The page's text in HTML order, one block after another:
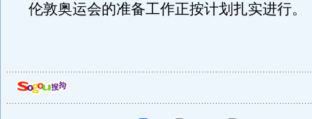
伦敦奥运会的准备工作正按计划扎实进行。